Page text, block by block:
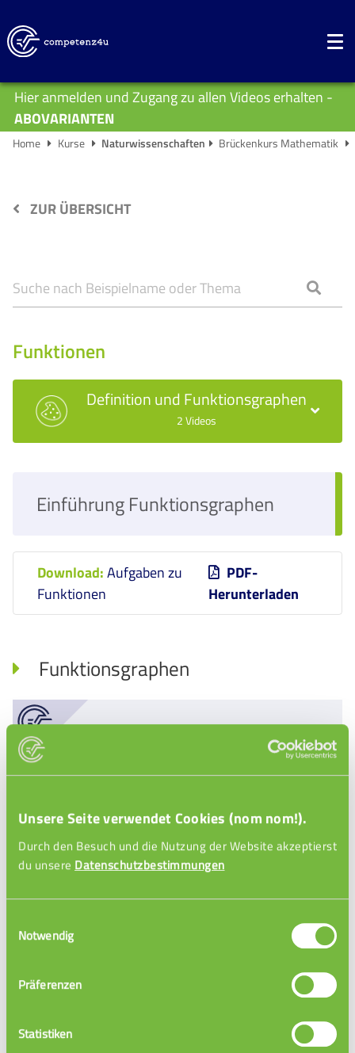
Unsere Seite verwendet Cookies (nom nom!).
Durch den Besuch und die Nutzung der Website akzeptierst
du unsere Datenschutzbestimmungen
Notwendig
Präferenzen
Statistiken
Hier anmelden und Zugang zu allen Videos erhalten -
ABOVARIANTEN
Home Kurse Naturwissenschaften Brückenkurs Mathematik
ZUR ÜBERSICHT
Funktionen
Definition und Funktionsgraphen
2 Videos
Einführung Funktionsgraphen
Download:Aufgaben zu
Funktionen
PDF-
Herunterladen
Funktionsgraphen
Funktionsgraphen Einführung